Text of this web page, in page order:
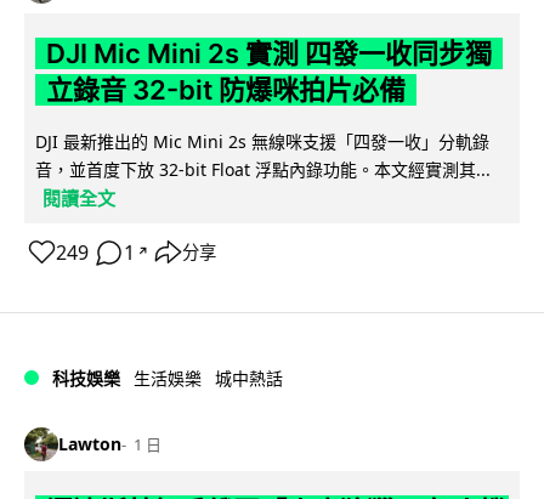
DJI Mic Mini 2s 實測 四發一收同步獨
立錄音 32-bit 防爆咪拍片必備
DJI 最新推出的 Mic Mini 2s 無線咪支援「四發一收」分軌錄
音，並首度下放 32-bit Float 浮點內錄功能。本文經實測其...
閱讀全文
249 1 ↗ 分享
科技娛樂 生活娛樂 城中熱話
Lawton 1 日